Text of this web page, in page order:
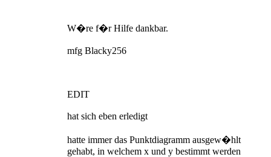
W�re f�r Hilfe dankbar.
mfg Blacky256
EDIT
hat sich eben erledigt
hatte immer das Punktdiagramm ausgew�hlt
gehabt, in welchem x und y bestimmt werden